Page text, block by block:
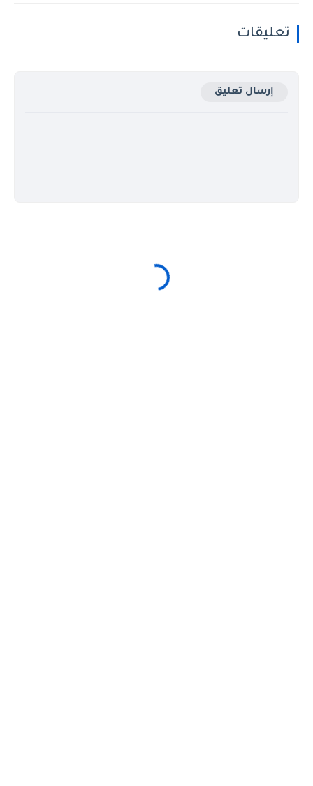
تعليقات
إرسال تعليق